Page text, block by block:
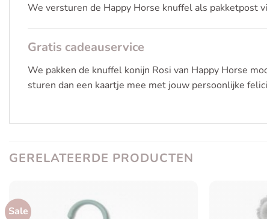
We versturen de Happy Horse knuffel als pakketpost
Gratis cadeauservice
We pakken de knuffel konijn Rosi van Happy Horse
sturen dan een kaartje mee met jouw persoonlijke
GERELATEERDE PRODUCTEN
Sale